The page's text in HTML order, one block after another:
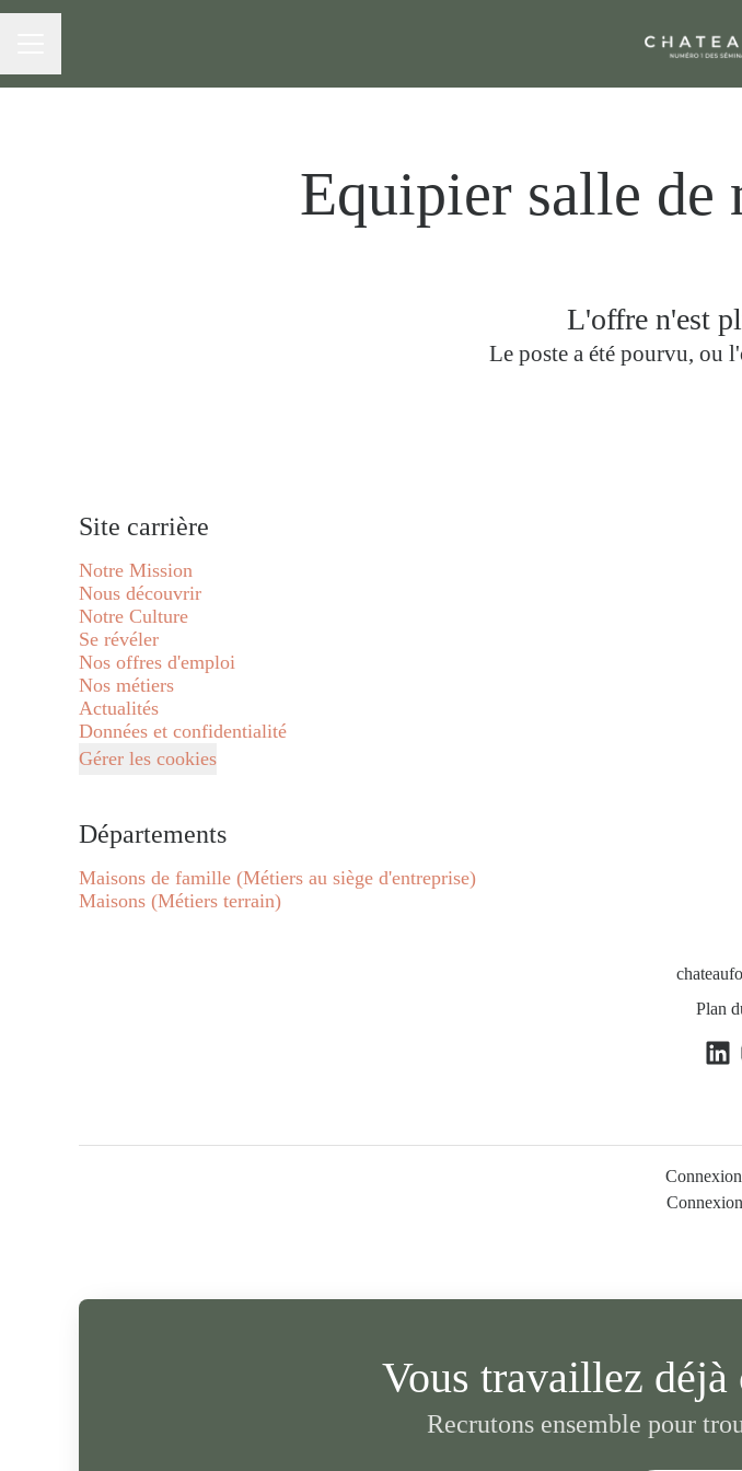
Equipier salle
L'offre n'est
Le poste a été pourvu, ou
Site carrière
Notre Mission
Nous découvrir
Notre Culture
Se révéler
Nos offres d'emploi
Nos métiers
Actualités
Données et confidentialité
Gérer les cookies
Départements
Maisons de famille (Métiers au siège d'entreprise)
Maisons (Métiers terrain)
Plan
Vous travaillez déjà
Recrutons ensemble pour